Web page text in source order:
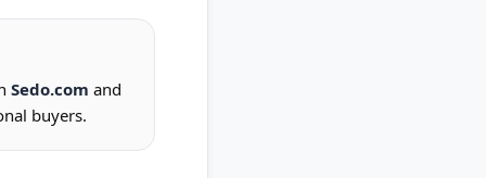
Sedo.com and
buyers.